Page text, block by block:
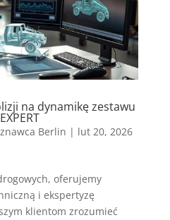
na dynamikę zestawu
Berlin | lut 20, 2026
oferujemy
i ekspertyzę
klientom zrozumieć